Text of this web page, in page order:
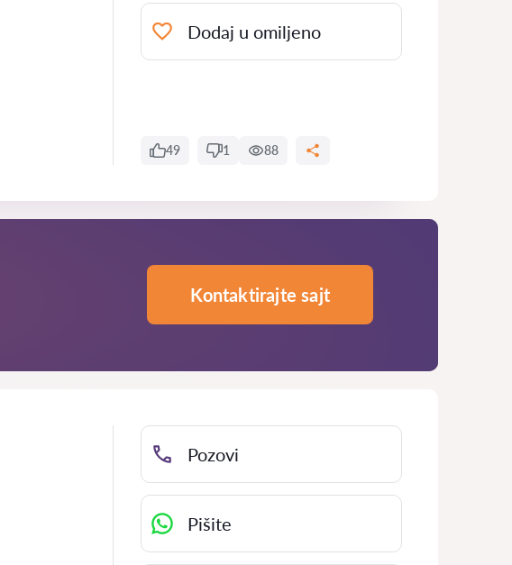
Dodaj u omiljeno
49 1 88
Kontaktirajte sajt
Pozovi
Pišite